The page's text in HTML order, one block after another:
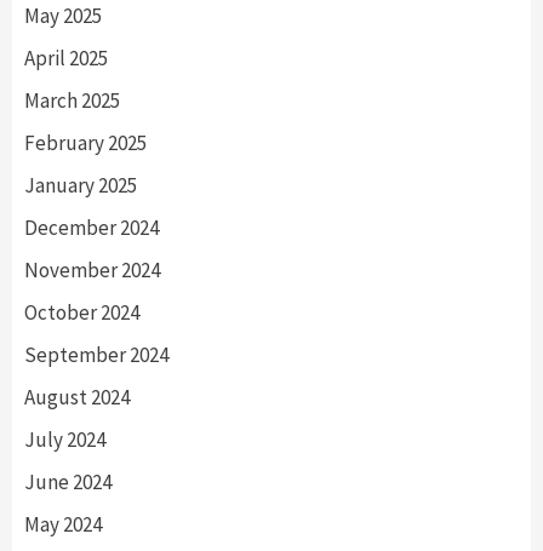
May 2025
April 2025
March 2025
February 2025
January 2025
December 2024
November 2024
October 2024
September 2024
August 2024
July 2024
June 2024
May 2024